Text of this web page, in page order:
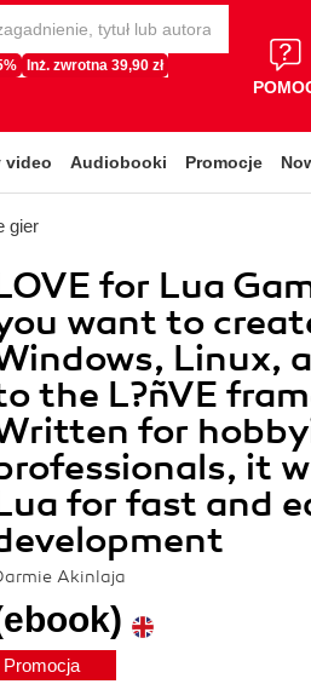
Inż. zwrotna 39,90 zł
video Audiobooki Promocje
gier
for Lua
want to
Linux,
the L?ñVE
for
it
for fast and
Akinlaja
Promocja